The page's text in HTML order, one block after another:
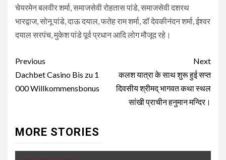
चेयरमेन बलवीर शर्मा, समाजसेवी रोहतास पांडे, समाजसेवी दशरथ
भारद्वाज, सोनू पांडे, दाऊ दयाल, फतेह राम शर्मा, डॉ देवकीनंदन शर्मा, ईश्वर
दयाल सरपंच, मुकेश पांडे पूर्व प्रधान आदि लोग मौजूद रहे।
Post
navigation
Previous
Dachbet Casino Bis zu 1
000 Willkommensbonus
Next
कलश यात्रा के साथ शुरू हुई सप्त
दिवसीय श्रीमद् भागवत कथा स्थल
सांखी प्राचीन हनुमान मन्दिर।
MORE STORIES